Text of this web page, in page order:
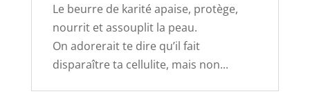
Le beurre de karité apaise, protège,
nourrit et assouplit la peau.
On adorerait te dire qu’il fait
disparaître ta cellulite, mais non...